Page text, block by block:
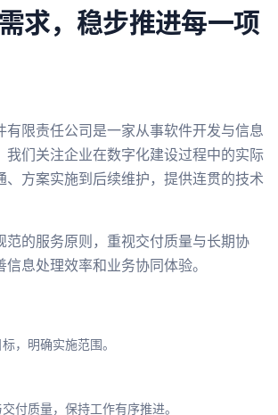
求，稳步推进每一项
有限责任公司是一家从事软件开发与信息
我们关注企业在数字化建设过程中的实际
、方案实施到后续维护，提供连贯的技术
范的服务原则，重视交付质量与长期协
息处理效率和业务协同体验。
，明确实施范围。
付质量，保持工作有序推进。